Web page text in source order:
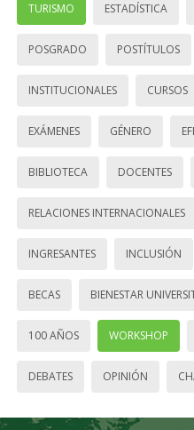
TURISMO ESTADÍSTICA
POSGRADO POSTÍTULOS
INSTITUCIONALES CURSOS
EXÁMENES GÉNERO
BIBLIOTECA DOCENTES
RELACIONES INTERNACIONALES
INGRESANTES INCLUSIÓN
BECAS BIENESTAR
100 AÑOS WORKSHOP
DEBATES OPINIÓN